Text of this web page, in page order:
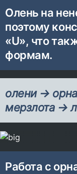
Олень на
поэтому
«U», что
формам.
олени →
мерзлота →
Работа с